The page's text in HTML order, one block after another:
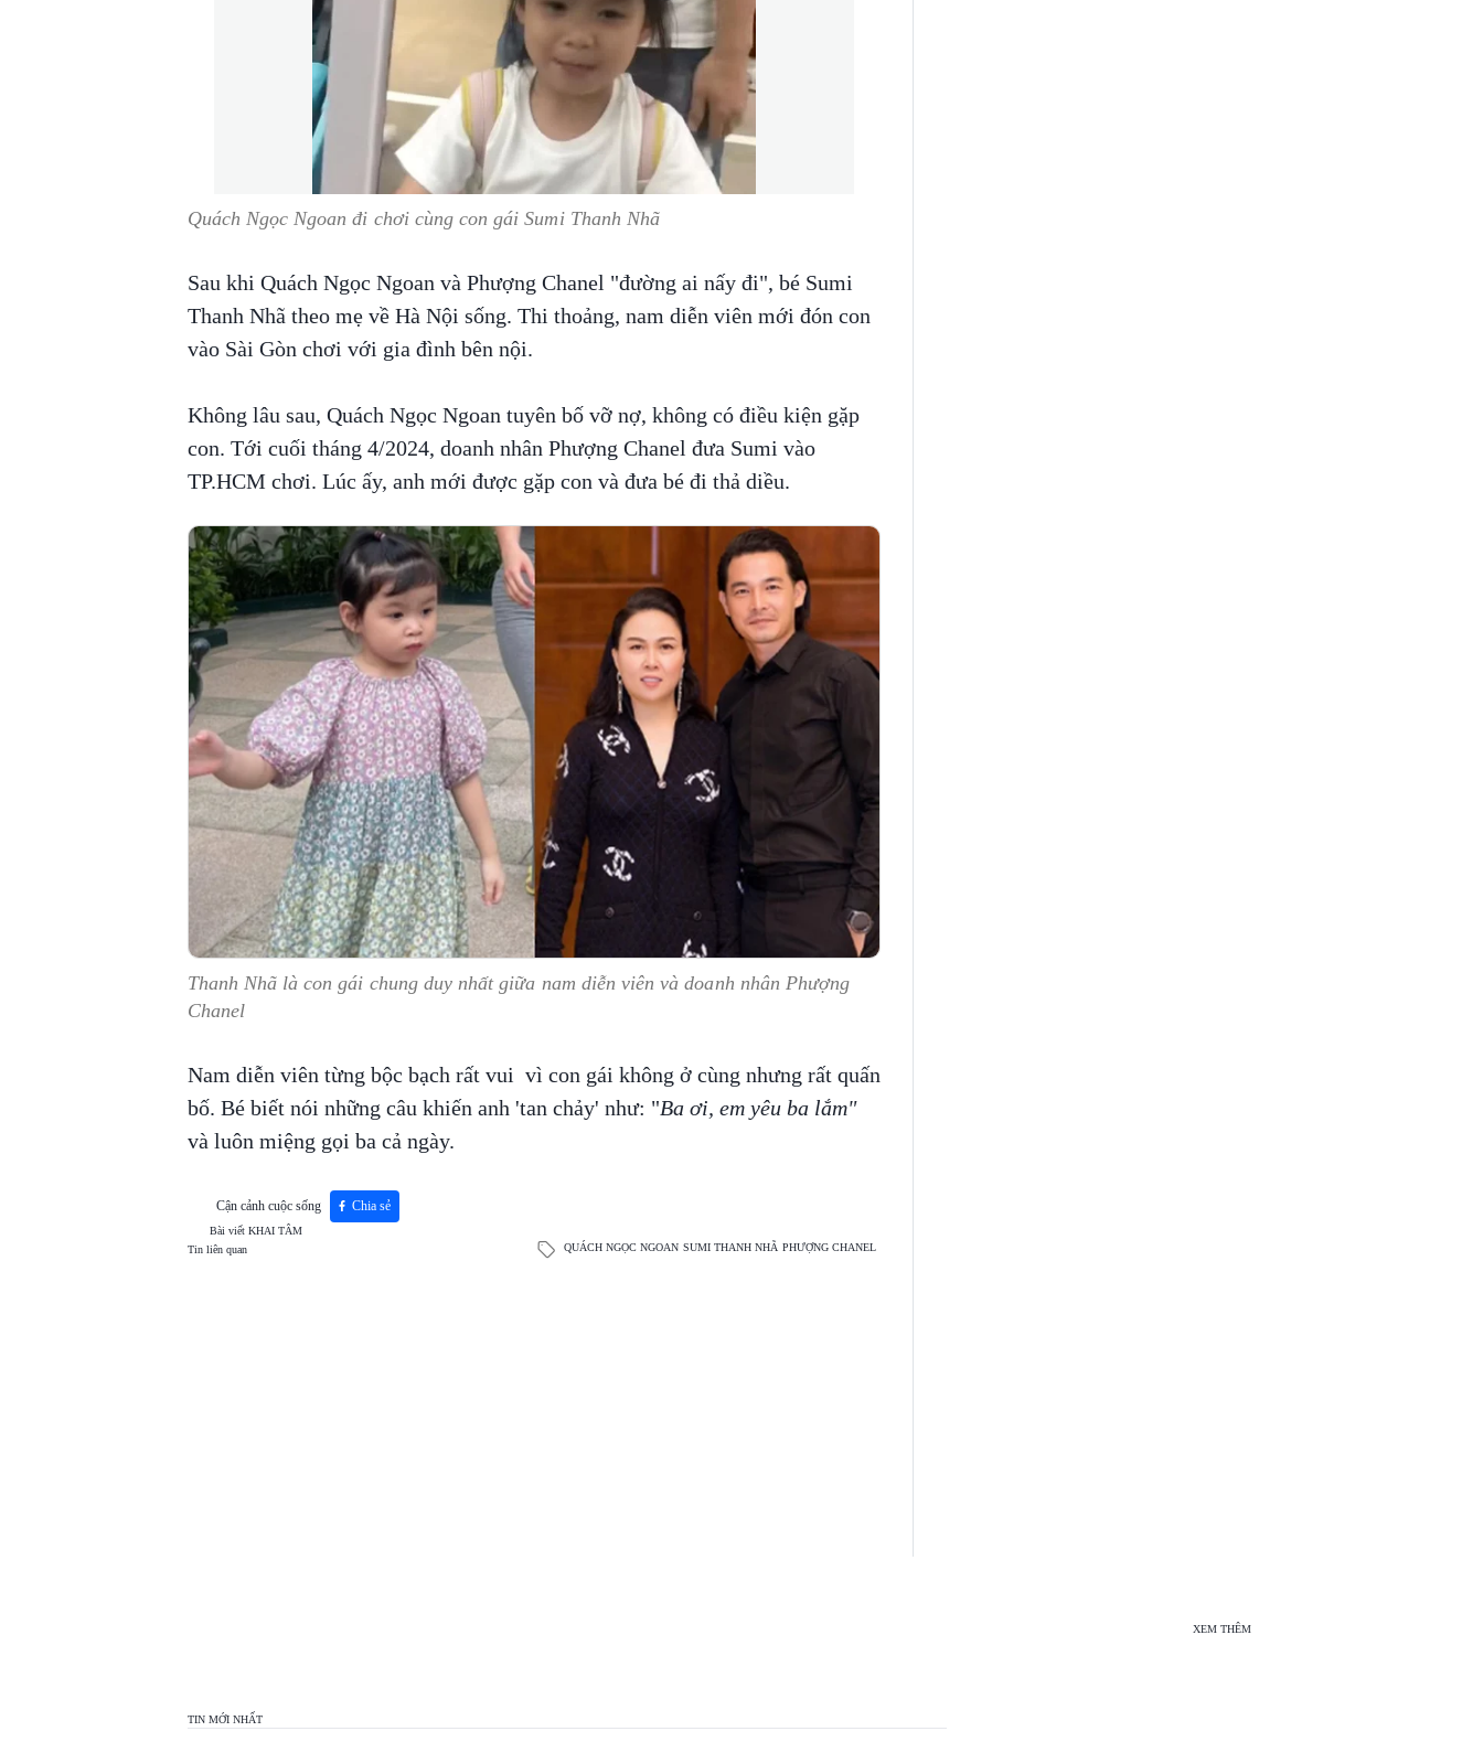
Quách Ngọc Ngoan đi chơi cùng con gái Sumi Thanh Nhã
Sau khi Quách Ngọc Ngoan và Phượng Chanel "đường ai nấy đi", bé Sumi
Thanh Nhã theo mẹ về Hà Nội sống. Thi thoảng, nam diễn viên mới đón con
vào Sài Gòn chơi với gia đình bên nội.
Không lâu sau, Quách Ngọc Ngoan tuyên bố vỡ nợ, không có điều kiện gặp
con. Tới cuối tháng 4/2024, doanh nhân Phượng Chanel đưa Sumi vào
TP.HCM chơi. Lúc ấy, anh mới được gặp con và đưa bé đi thả diều.
Thanh Nhã là con gái chung duy nhất giữa nam diễn viên và doanh nhân Phượng
Chanel
Nam diễn viên từng bộc bạch rất vui vì con gái không ở cùng nhưng rất quấn
bố. Bé biết nói những câu khiến anh 'tan chảy' như: "Ba ơi, em yêu ba lắm"
và luôn miệng gọi ba cả ngày.
Cận cảnh cuộc sống Chia sẻ
Bài viết KHAI TÂM
Tin liên quan
QUÁCH NGỌC NGOAN SUMI THANH NHÃ PHƯỢNG CHANEL
XEM THÊM
TIN MỚI NHẤT